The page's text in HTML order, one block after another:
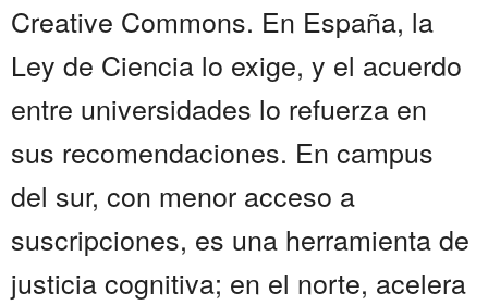
Creative Commons. En España, la
Ley de Ciencia lo exige, y el acuerdo
entre universidades lo refuerza en
sus recomendaciones. En campus
del sur, con menor acceso a
suscripciones, es una herramienta de
justicia cognitiva; en el norte, acelera